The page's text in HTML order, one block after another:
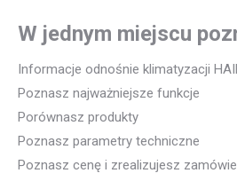
W jednym miejscu
Informacje odnośnie klimatyzacji
Poznasz najważniejsze funkcje
Porównasz produkty
Poznasz parametry techniczne
Poznasz cenę i zrealizujesz